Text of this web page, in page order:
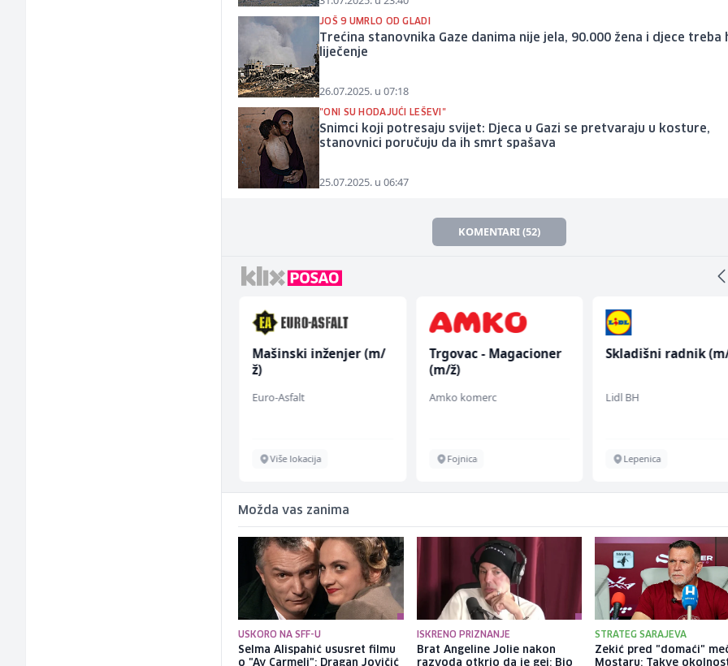
JOŠ 9 UMRLO OD GLADI
Trećina stanovnika Gaze danima nije jela, 90.000 žena i djece treba
liječenje
26.07.2025. u 07:18
"ONI SU HODAJUĆI LEŠEVI"
Snimci koji potresaju svijet: Djeca u Gazi se pretvaraju u kosture,
stanovnici poručuju da ih smrt spašava
25.07.2025. u 06:47
KOMENTARI (52)
Mašinski inženjer (m/
ž)
Euro-Asfalt
Više lokacija
Trgovac - Magacioner
(m/ž)
Amko komerc
Fojnica
Skladišni radnik
Lidl BH
Lepenica
Možda vas zanima
USKORO NA SFF-U
Selma Alispahić ususret filmu
o "Ay Carmeli": Dragan Jovičić
ISKRENO PRIZNANJE
Brat Angeline Jolie nakon
razvoda otkrio da je gej: Bio
STRATEG SARAJEVA
Zekić pred "domaći"
Mostaru: Takve